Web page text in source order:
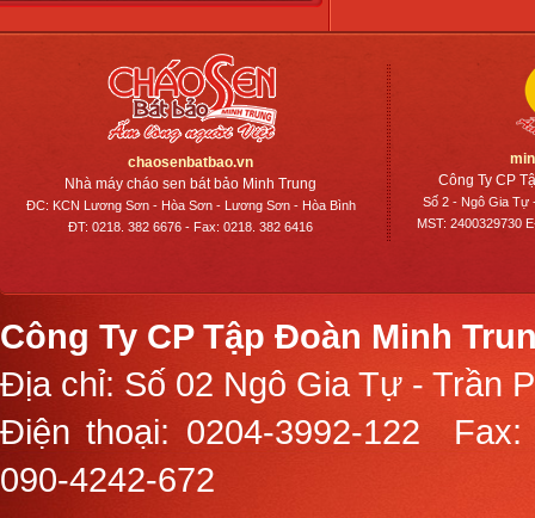
chaosenbatbao.vn
Nhà máy cháo sen bát bảo Minh Trung
ĐC: KCN Lương Sơn - Hòa Sơn - Lương Sơn - Hòa Bình
ĐT: 0218. 382 6676 - Fax: 0218. 382 6416
Công Ty CP
Số 2 - Ngô Gia Tự
MST: 2400329730
Công Ty CP Tập Đoàn Minh
Địa chỉ: Số 02 Ngô Gia Tự - Trần
Điện thoại: 0204-3992-122
Fax:
090-4242-672